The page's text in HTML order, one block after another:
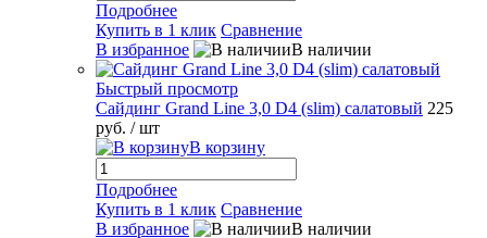
Подробнее
Купить в 1 клик Сравнение
В избранное
В наличии
Быстрый просмотр
Сайдинг Grand Line 3,0 D4 (slim) салатовый 225
руб. / шт
В корзину
Подробнее
Купить в 1 клик Сравнение
В избранное
В наличии